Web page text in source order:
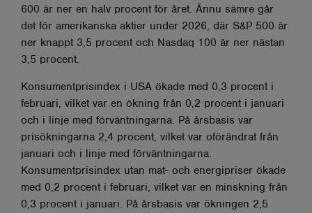
600 är ner en halv procent för året. Ännu sämre går
det för amerikanska aktier under 2026, där S&P 500 är
ner knappt 3,5 procent och Nasdaq 100 är ner nästan
3,5 procent.
Konsumentprisindex i USA ökade med 0,3 procent i
februari, vilket var en ökning från 0,2 procent i januari
och i linje med förväntningarna. På årsbasis var
prisökningarna 2,4 procent, vilket var oförändrat från
januari och i linje med förväntningarna.
Konsumentprisindex utan mat- och energipriser ökade
med 0,2 procent i februari, vilket var en minskning från
0,3 procent i januari. På årsbasis var ökningen 2,5